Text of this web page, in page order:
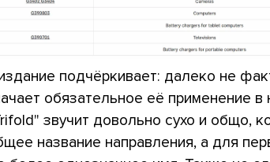
подчёркивает: далеко не
обязательное её применение
звучит довольно сухо и общо,
название направления, а для